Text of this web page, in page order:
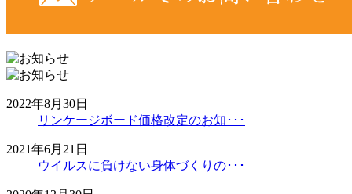
2022年8月30日
リンケージボード価格改定のお知･･･
2021年6月21日
ウイルスに負けない身体づくりの･･･